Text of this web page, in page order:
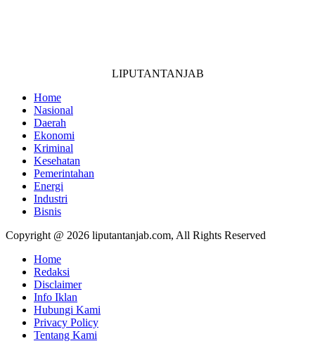
LIPUTANTANJAB
Home
Nasional
Daerah
Ekonomi
Kriminal
Kesehatan
Pemerintahan
Energi
Industri
Bisnis
Copyright @ 2026 liputantanjab.com, All Rights Reserved
Home
Redaksi
Disclaimer
Info Iklan
Hubungi Kami
Privacy Policy
Tentang Kami